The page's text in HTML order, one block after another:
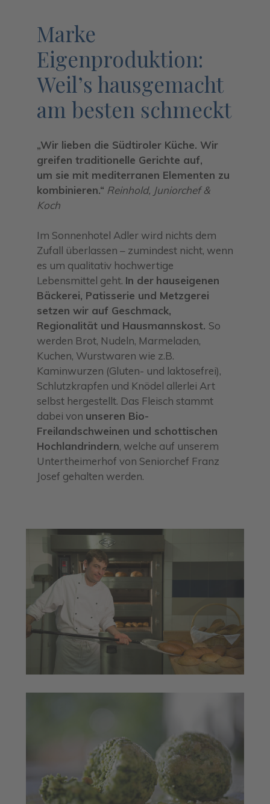
Marke
Eigenproduktion:
Weil’s hausgemacht
am besten schmeckt
„Wir lieben die Südtiroler Küche. Wir
greifen traditionelle Gerichte auf,
um sie mit mediterranen Elementen zu
kombinieren.“ Reinhold, Juniorchef &
Koch
Im Sonnenhotel Adler wird nichts dem
Zufall überlassen – zumindest nicht, wenn
es um qualitativ hochwertige
Lebensmittel geht. In der hauseigenen
Bäckerei, Patisserie und Metzgerei
setzen wir auf Geschmack,
Regionalität und Hausmannskost. So
werden Brot, Nudeln, Marmeladen,
Kuchen, Wurstwaren wie z.B.
Kaminwurzen (Gluten- und laktosefrei),
Schlutzkrapfen und Knödel allerlei Art
selbst hergestellt. Das Fleisch stammt
dabei von unseren Bio-
Freilandschweinen und schottischen
Hochlandrindern, welche auf unserem
Untertheimerhof von Seniorchef Franz
Josef gehalten werden.